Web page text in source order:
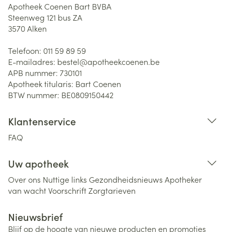
Apotheek Coenen Bart BVBA
Steenweg 121 bus ZA
3570Alken
Telefoon: 011 59 89 59
E-mailadres: bestel@apotheekcoenen.be
APB nummer: 730101
Apotheek titularis: Bart Coenen
BTW nummer: BE0809150442
Klantenservice
FAQ
Uw apotheek
Over ons Nuttige links Gezondheidsnieuws Apotheker
van wachtVoorschriftZorgtarieven
Nieuwsbrief
Blijf op de hoogte van nieuwe producten en promoties